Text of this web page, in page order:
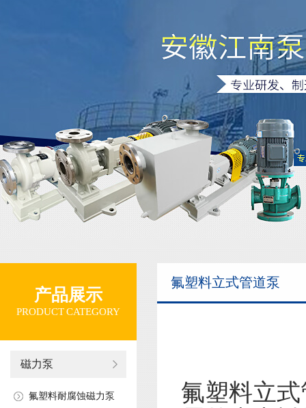
隔膜泵
组织框架
董事长寄语
电镀废水
石油化工
矿业冶金
造纸印染
产品展示
PRODUCT CATEGORY
磁力泵
氟塑料耐腐蚀磁力泵
氟塑料立式管道泵
氟塑料立